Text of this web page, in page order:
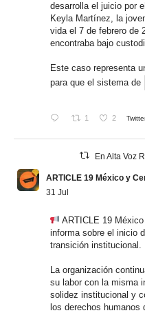
desarrolla el juicio por
Keyla Martínez, la
vida el 7 de febrero de
encontraba bajo
Este caso representa
para que el sistema de
1 2
En Alta Voz
ARTICLE 19 México y
31 Jul
ARTICLE 19
informa sobre el inicio
transición institucional.
La organización
su labor con la misma
solidez institucional y
los derechos humanos